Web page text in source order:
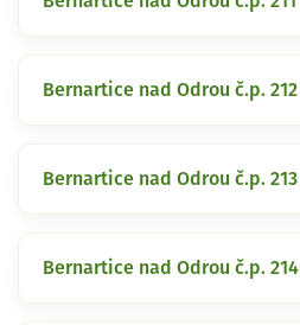
Bernartice nad Odrou č.p. 212
Bernartice nad Odrou č.p. 213
Bernartice nad Odrou č.p. 214